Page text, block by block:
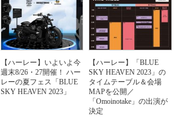
【ハーレー】いよいよ今
週末8/26・27開催！ ハー
レーの夏フェス「BLUE
SKY HEAVEN 2023」
【ハーレー】「BLUE
SKY HEAVEN 2023」の
タイムテーブル＆会場
MAPを公開／
「Omoinotake」の出演が
決定